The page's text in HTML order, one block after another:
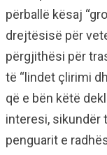
përballë kësaj
drejtësisë për
përgjithësi për
të “lindet çlirimi
që e bën këtë
interesi, sikundër
penguarit e